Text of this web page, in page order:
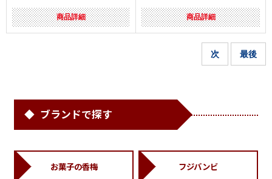
商品詳細 商品詳細
次 最後
ブランドで探す
お菓子の香梅 フジバンビ